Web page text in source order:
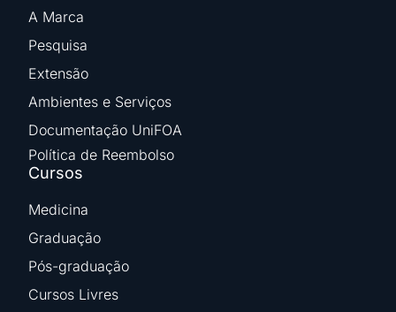
A Marca
Pesquisa
Extensão
Ambientes e Serviços
Documentação UniFOA
Política de Reembolso
Cursos
Medicina
Graduação
Pós-graduação
Cursos Livres